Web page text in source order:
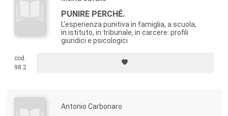
PUNIRE PERCHÉ.
L'esperienza punitiva in famiglia, a scuola,
in istituto, in tribunale, in carcere: profili
giuridici e psicologici
cod.
98.2
Antonio Carbonaro